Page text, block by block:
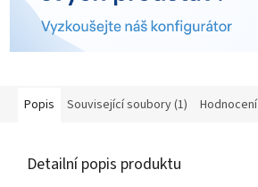
Popis Související soubory (1) Hodnocení
Detailní popis produktu